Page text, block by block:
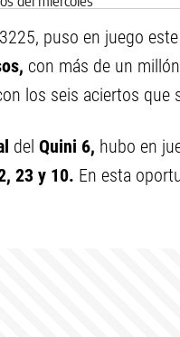
puso en juego
con más de un
los seis aciertos que
del Quini 6, hubo en
23 y 10. En esta